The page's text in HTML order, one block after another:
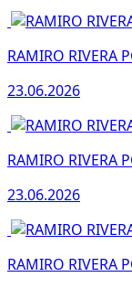
RAMIRO RIVERA
23.06.2026
RAMIRO RIVERA
23.06.2026
RAMIRO RIVERA